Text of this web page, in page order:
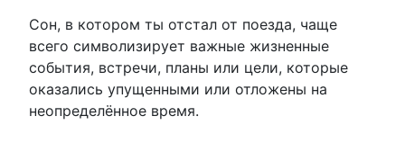
Сон, в котором ты отстал от поезда, чаще
всего символизирует важные жизненные
события, встречи, планы или цели, которые
оказались упущенными или отложены на
неопределённое время.